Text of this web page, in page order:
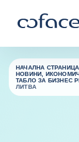
Обратно към
НАЧАЛНА СТРАНИЦА
НОВИНИ,
ТАБЛО ЗА БИЗНЕС
ЛИТВА